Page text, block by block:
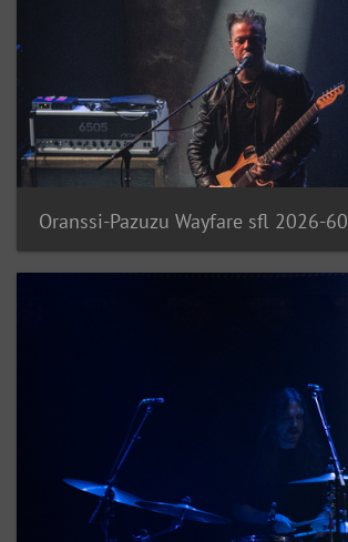
Oranssi-Pazuzu Wayfare sfl 2026-60